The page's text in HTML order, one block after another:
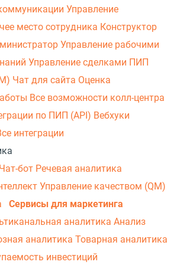
Управление
место сотрудника Конструктор
Управление рабочими
Управление сделками ПИП
Чат для сайта Оценка
Все возможности колл-центра
по ПИП (API) Вебхуки
интеграции
Чат-бот Речевая аналитика
Управление качеством (QM)
Сервисы для маркетинга
аналитика Анализ
аналитика Товарная аналитика
инвестиций